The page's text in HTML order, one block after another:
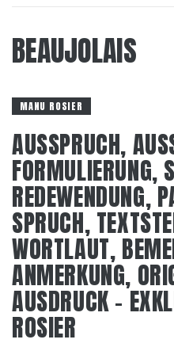
BEAUJOLAIS
MANU ROSIER
AUSSPRUCH,
FORMULIERUNG,
REDEWENDUNG,
SPRUCH,
WORTLAUT,
ANMERKUNG,
AUSDRUCK –
ROSIER